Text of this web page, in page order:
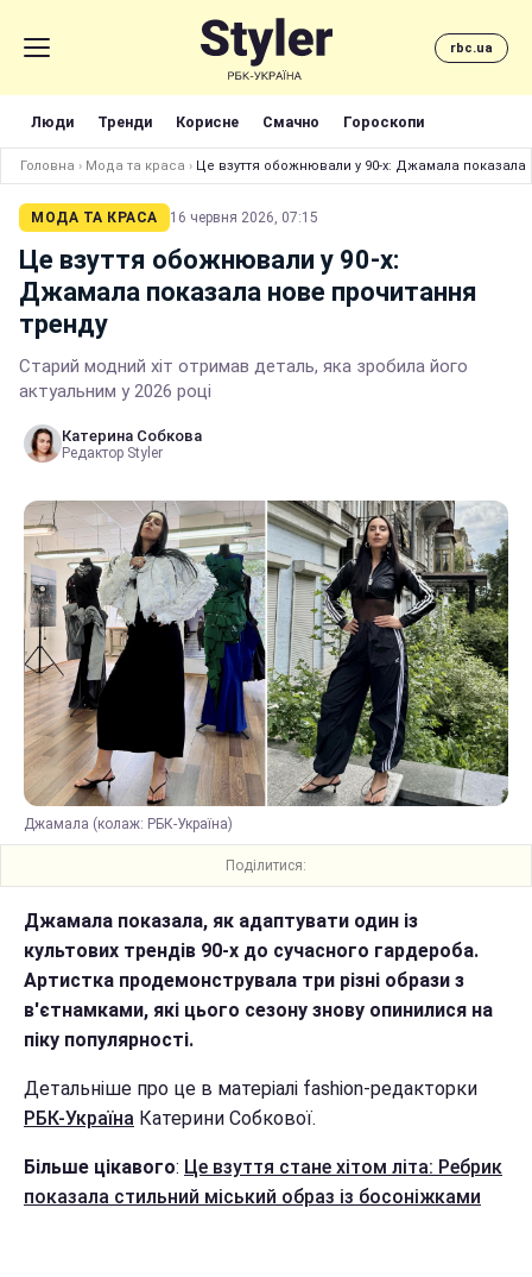
rbc.ua
Люди Тренди Корисне Смачно Гороскопи
Головна › Мода та краса › Це взуття обожнювали у 90-х: Джамала показала
МОДА ТА КРАСА 16 червня 2026, 07:15
Це взуття обожнювали у 90-х:
Джамала показала нове прочитання
тренду
Старий модний хіт отримав деталь, яка зробила його
актуальним у 2026 році
Катерина Собкова
Редактор Styler
Джамала (колаж: РБК-Україна)
Поділитися:
Джамала показала, як адаптувати один із
культових трендів 90-х до сучасного гардероба.
Артистка продемонструвала три різні образи з
в'єтнамками, які цього сезону знову опинилися на
піку популярності.
Детальніше про це в матеріалі fashion-редакторки
РБК-Україна Катерини Собкової.
Більше цікавого: Це взуття стане хітом літа: Ребрик
показала стильний міський образ із босоніжками